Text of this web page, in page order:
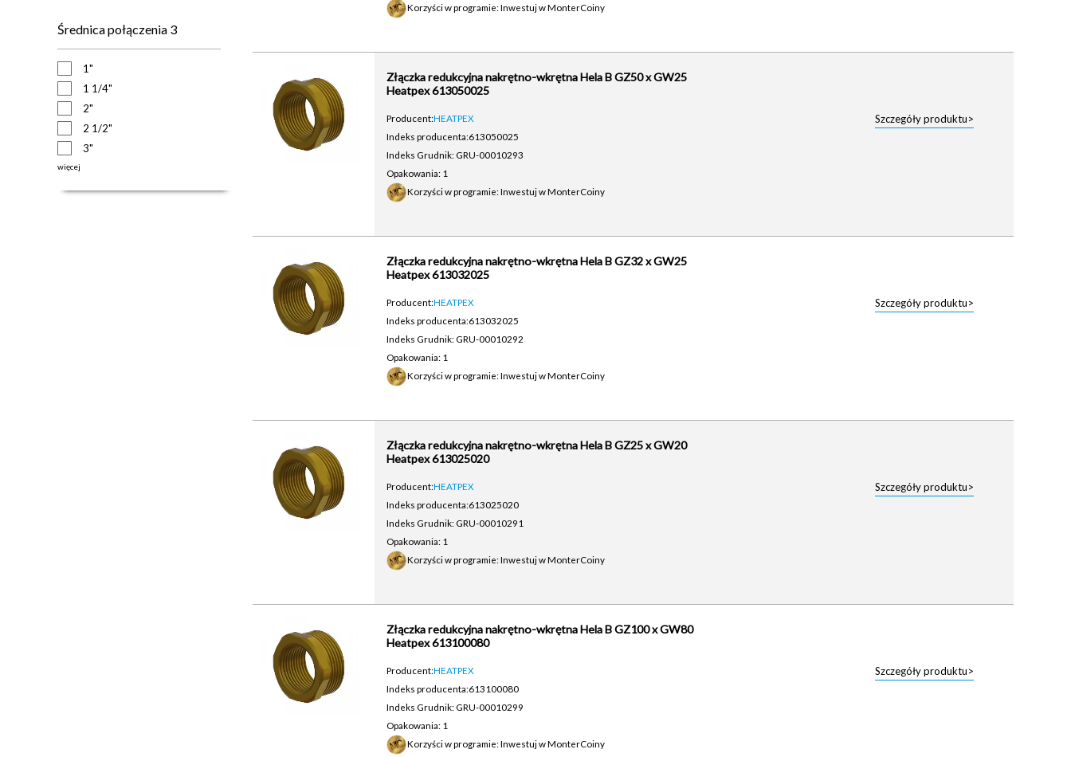
Średnica połączenia 3
1"
1 1/4"
2"
2 1/2"
3"
więcej
Korzyści w programie: Inwestuj w MonterCoiny
Złączka redukcyjna nakrętno-wkrętna Hela B GZ50 x GW25
Heatpex 613050025
Producent:HEATPEX
Indeks producenta:613050025
Indeks Grudnik: GRU-00010293
Opakowania: 1
Korzyści w programie: Inwestuj w MonterCoiny
Szczegóły produktu>
Złączka redukcyjna nakrętno-wkrętna Hela B GZ32 x GW25
Heatpex 613032025
Producent:HEATPEX
Indeks producenta:613032025
Indeks Grudnik: GRU-00010292
Opakowania: 1
Korzyści w programie: Inwestuj w MonterCoiny
Szczegóły produktu>
Złączka redukcyjna nakrętno-wkrętna Hela B GZ25 x GW20
Heatpex 613025020
Producent:HEATPEX
Indeks producenta:613025020
Indeks Grudnik: GRU-00010291
Opakowania: 1
Korzyści w programie: Inwestuj w MonterCoiny
Szczegóły produktu>
Złączka redukcyjna nakrętno-wkrętna Hela B GZ100 x GW80
Heatpex 613100080
Producent:HEATPEX
Indeks producenta:613100080
Indeks Grudnik: GRU-00010299
Opakowania: 1
Korzyści w programie: Inwestuj w MonterCoiny
Szczegóły produktu>